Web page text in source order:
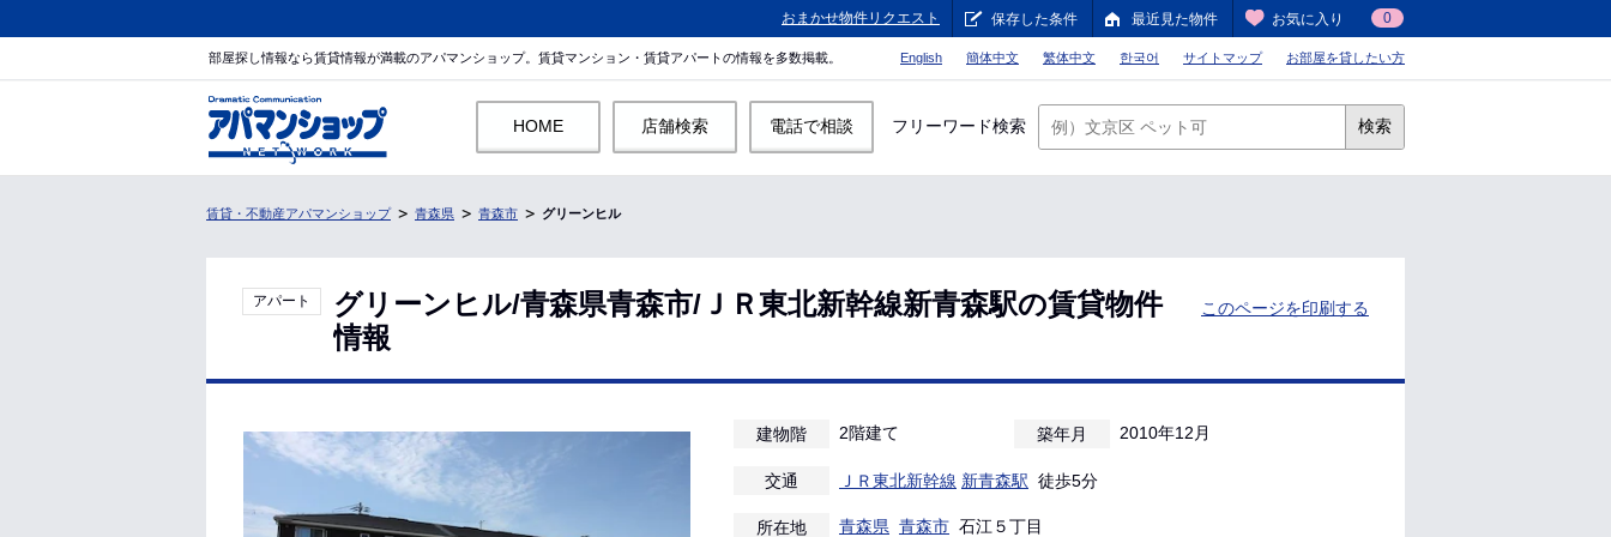
おまかせ物件リクエスト 保存した条件 最近見た物件 お気に入り 0
部屋探し情報なら賃貸情報が満載のアパマンショップ。賃貸マンション・賃貸アパートの情報を多数掲載。 English 簡体中文 繁体中文 한국어 サイトマップ お部屋を貸したい方
HOME 店舗検索 電話で相談 フリーワード検索 検索
賃貸・不動産アパマンショップ 青森県 青森市 グリーンヒル
アパート
グリーンヒル/青森県青森市/ＪＲ東北新幹線新青森駅の賃貸物件
情報
このページを印刷する
建物階 2階建て 築年月 2010年12月
交通 ＪＲ東北新幹線 新青森駅 徒歩5分
所在地 青森県 青森市 石江５丁目